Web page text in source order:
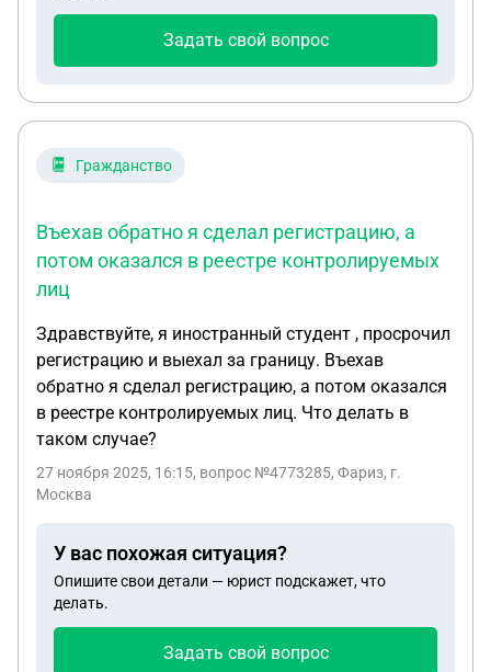
необходимо ли будет снова прописаться, но по
временной регистрации?Задать свой вопрос
Гражданство
Въехав обратно я сделал регистрацию, а
потом оказался в реестре контролируемых
лиц
Здравствуйте, я иностранный студент , просрочил
регистрацию и выехал за границу. Въехав
обратно я сделал регистрацию, а потом оказался
в реестре контролируемых лиц. Что делать в
таком случае?
27 ноября 2025, 16:15, вопрос №4773285, Фариз, г.
Москва
У вас похожая ситуация?
Опишите свои детали — юрист подскажет, что
делать.
Задать свой вопрос